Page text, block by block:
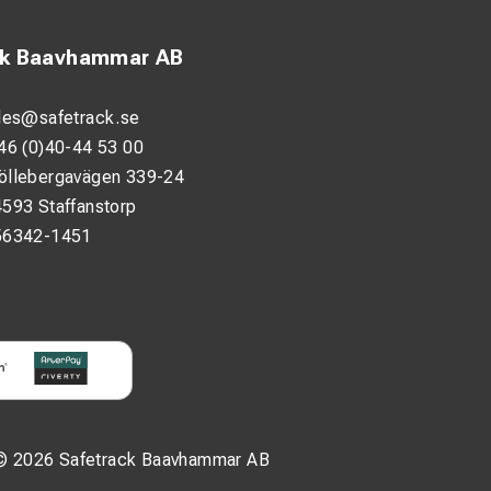
2026 Safetrack Baavhammar AB
Baavhammar AB
(0)40-44 53 00
339-24
Staffanstorp
1451